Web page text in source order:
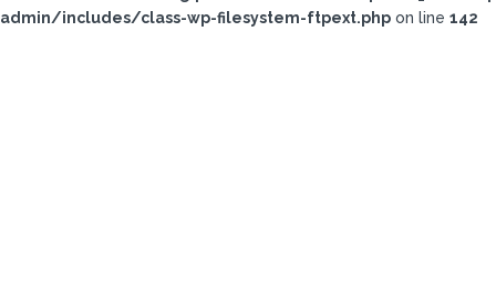
admin/includes/class-wp-filesystem-ftpext.php on line 142